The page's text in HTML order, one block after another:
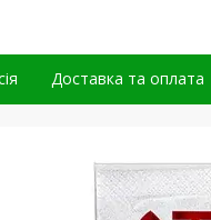
Доставка та оплата